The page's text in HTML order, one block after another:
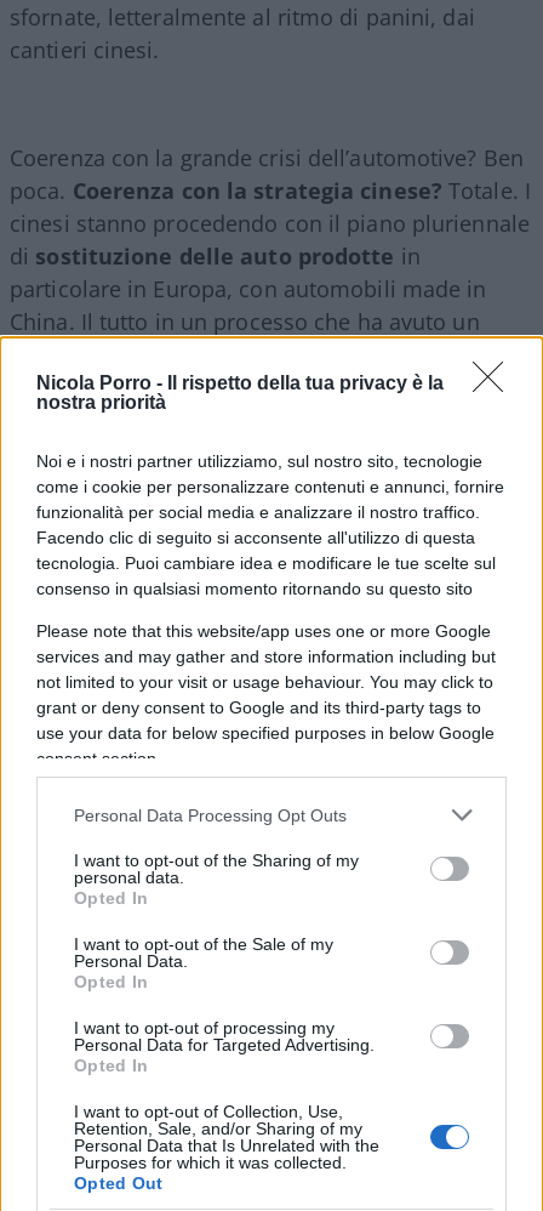
Nicola Porro -
Il rispetto della tua privacy è la
nostra priorità
Noi e i nostri partner utilizziamo, sul nostro sito, tecnologie
come i cookie per personalizzare contenuti e annunci, fornire
funzionalità per social media e analizzare il nostro traffico.
Facendo clic di seguito si acconsente all'utilizzo di questa
tecnologia. Puoi cambiare idea e modificare le tue scelte sul
consenso in qualsiasi momento ritornando su questo sito
Please note that this website/app uses one or more Google
services and may gather and store information including but
not limited to your visit or usage behaviour. You may click to
grant or deny consent to Google and its third-party tags to
use your data for below specified purposes in below Google
consent section.
Personal Data Processing Opt Outs
I want to opt-out of the Sharing of my
personal data.
Opted In
I want to opt-out of the Sale of my
Personal Data.
Opted In
I want to opt-out of processing my
Personal Data for Targeted Advertising.
Opted In
I want to opt-out of Collection, Use,
Retention, Sale, and/or Sharing of my
Personal Data that Is Unrelated with the
Purposes for which it was collected.
Opted Out
sfornate, letteralmente al ritmo di panini, dai
cantieri cinesi.
Coerenza con la grande crisi dell’automotive? Ben
poca. Coerenza con la strategia cinese? Totale. I
cinesi stanno procedendo con il piano pluriennale
di sostituzione delle auto prodotte in
particolare in Europa, con automobili made in
China. Il tutto in un processo che ha avuto un
vantaggi personali) nella politica green dell’Unione
europea e nella scelta senza se e senza ma favore
dell’auto elettrica.
E tutto accade in un momento in cui gli analisti
del settore, come Veson Nautical giocano al
ribasso prevedendo una flessione del parametro
miglia per auto fino al 2026 e 2027. Ma chiunque
conosca la mentalità cinese e anche la strategia
cinese, sa perfettamente, per Pechino il tempo
non è elemento condizionante, quanto lo è il
risultato finale che puntualmente fa perno su un
progetto di annientamento del settore nei paesi
tradizionalmente leader euna sostituzione
“etnica” con prodotti cinesi.
Il fatto che icantieri cinesiproducano a ritmo
sempre più serrato navi porta-auto dovrebbe
fornire un indicatore sufficiente specie sulle
aspettative che l’industria cinese dell’auto ripone
America e quello africano. In prospettiva.
E non è un caso che questa accelerazione si